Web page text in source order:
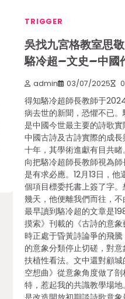
TRIGGER
吳找九宮格教室思
駱冷超–文史–中國
admin 03/07/2025
得知駱冷超師長教師于
病去世的新聞，恐懼不已
是中國今世最主要的詩歌
中國古詩及古詩實際的成
十年，其學術進獻有目共
向把駱冷超師長教師視為
是有求必應。12月13日，
個項目標委托書上簽了字
幾天，他便離我們而往，
最早讀到駱冷超的文章是
摸索》刊載的《古詩的意
時正處于昏黃詩論爭的飛
的意象分類停止切磋，對
扶植性看法。文中還對顧
空想曲》從意象角度做了
特，惹起我的共識教學場